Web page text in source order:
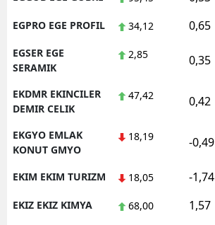
EGPRO EGE PROFIL 34,12 0,65
EGSER EGE
SERAMIK
2,85 0,35
EKDMR EKINCILER
DEMIR CELIK
47,42 0,42
EKGYO EMLAK
KONUT GMYO
18,19 -0,49
EKIM EKIM TURIZM 18,05 -1,74
EKIZ EKIZ KIMYA 68,00 1,57